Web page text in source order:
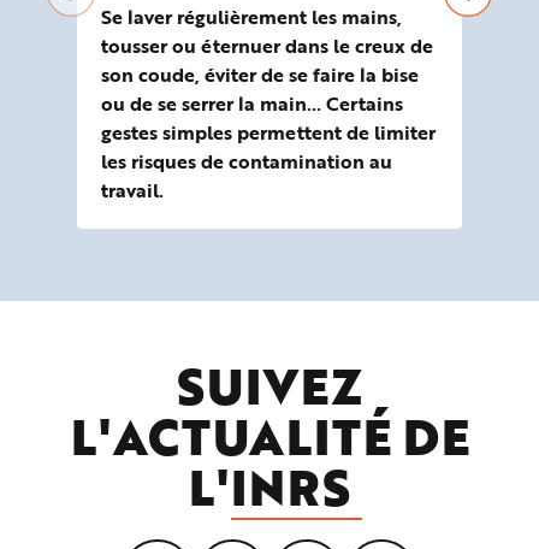
Se laver régulièrement les mains,
tousser ou éternuer dans le creux de
son coude, éviter de se faire la bise
ou de se serrer la main… Certains
gestes simples permettent de limiter
les risques de contamination au
travail.
SUIVEZ
L'ACTUALITÉ DE
L'INRS